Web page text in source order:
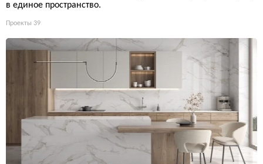
в единое пространство.
Проекты 39